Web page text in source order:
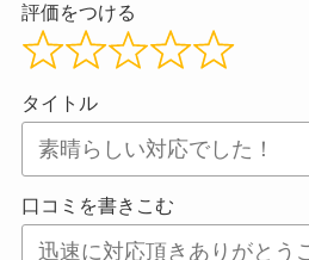
評価をつける
タイトル
口コミを書きこむ